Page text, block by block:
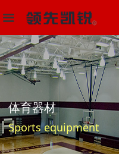
体育器材
Sports equipment
끀首页
多功能场馆器材设备
体育器材
项目中心
新闻动态